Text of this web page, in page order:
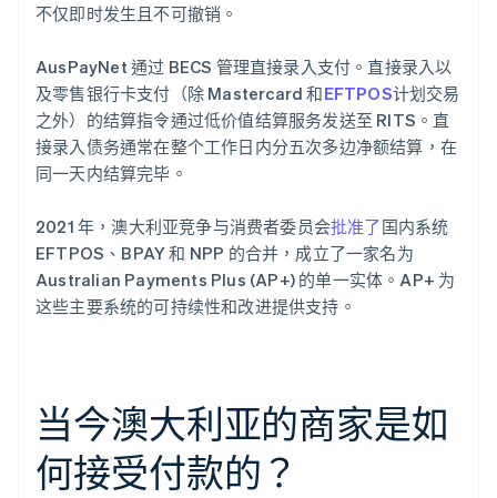
不仅即时发生且不可撤销。
AusPayNet 通过 BECS 管理直接录入支付。直接录入以
及零售银行卡支付（除 Mastercard 和EFTPOS计划交易
之外）的结算指令通过低价值结算服务发送至 RITS。直
接录入债务通常在整个工作日内分五次多边净额结算，在
同一天内结算完毕。
2021 年，澳大利亚竞争与消费者委员会批准了 国内系统
EFTPOS、BPAY 和 NPP 的合并，成立了一家名为
Australian Payments Plus (AP+) 的单一实体。AP+ 为
这些主要系统的可持续性和改进提供支持。
当今澳大利亚的商家是如
何接受付款的？